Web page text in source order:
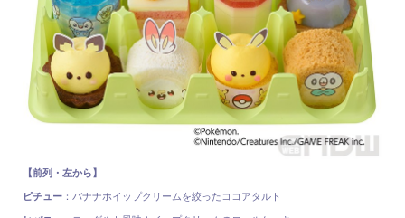
【前列・左から】
ピチュー：バナナホイップクリームを絞ったココアタルト